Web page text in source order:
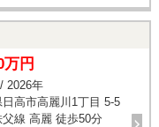
万円
2026年
日高市高麗川1丁目 5-5
線 高麗 徒歩50分